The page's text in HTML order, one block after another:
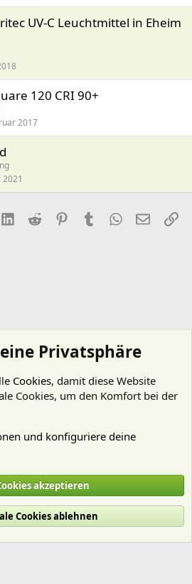
UV-C Leuchtmittel in Eheim
120 CRI 90+
2017
2021
LinkedIn
Reddit PinterestTumblr WhatsApp
E-Mail
Hilfe und Impressum
Privatsphäre
Cookies, damit diese Website
Cookies, um den Komfort bei der
und konfiguriere deine
akzeptieren
Cookies ablehnen